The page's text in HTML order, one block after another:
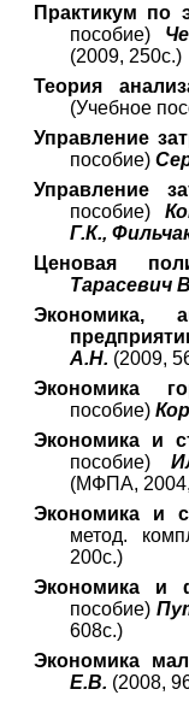
Практикум по
пособие)
(2009, 250с.)
Теория
(Учебное
Управление
пособие)
Управление
пособие)
Г.К.,
Ценовая
Тарасевич
Экономика,
А.Н. (2009,
Экономика
пособие)
Экономика и
пособие)
(МФПА,
Экономика и
метод.
200с.)
Экономика и
пособие)
608с.)
Экономика
Е.В. (2008,